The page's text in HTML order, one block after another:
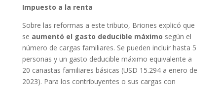
Impuesto a la renta
Sobre las reformas a este tributo, Briones explicó que
se aumentó el gasto deducible máximo según el
número de cargas familiares. Se pueden incluir hasta 5
personas y un gasto deducible máximo equivalente a
20 canastas familiares básicas (USD 15.294 a enero de
2023). Para los contribuyentes o sus cargas con